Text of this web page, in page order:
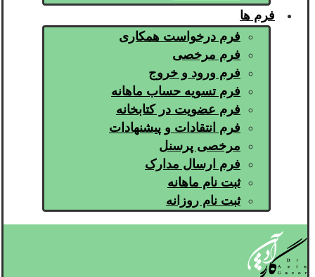
فرم ها
فرم درخواست همکاری
فرم مرخصی
فرم ورود و خروج
فرم تسویه حساب ماهانه
فرم عضویت در کتابخانه
فرم انتقادات و پیشنهادات
مرخصی پرسنل
فرم ارسال مدارک
ثبت نام ماهانه
ثبت نام روزانه